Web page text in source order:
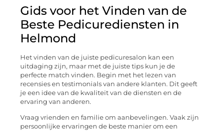
Gids voor het Vinden van de
Beste Pedicurediensten in
Helmond
Het vinden van de juiste pedicuresalon kan een
uitdaging zijn, maar met de juiste tips kun je de
perfecte match vinden. Begin met het lezen van
recensies en testimonials van andere klanten. Dit geeft
je een idee van de kwaliteit van de diensten en de
ervaring van anderen.
Vraag vrienden en familie om aanbevelingen. Vaak zijn
persoonlijke ervaringen de beste manier om een